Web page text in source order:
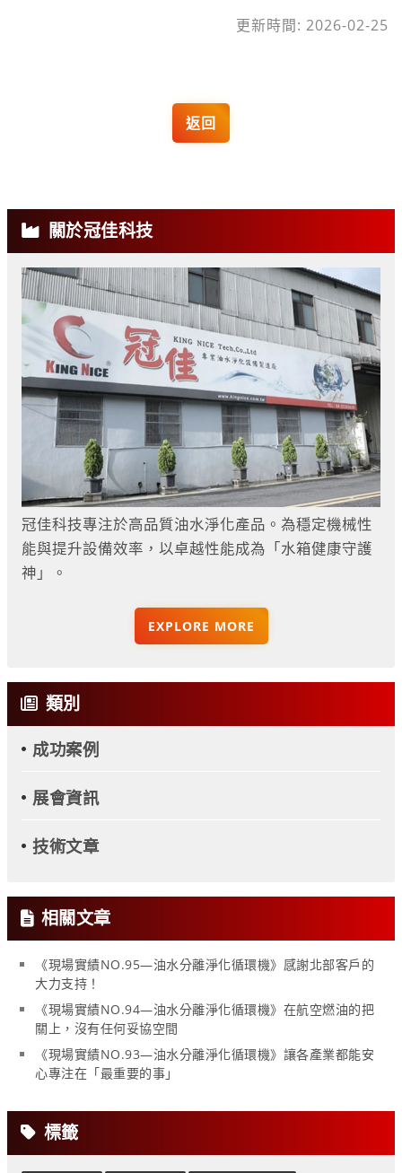
更新時間: 2026-02-25
返回
關於冠佳科技
冠佳科技專注於高品質油水淨化產品。為穩定機械性
能與提升設備效率，以卓越性能成為「水箱健康守護
神」。
EXPLORE MORE
類別
成功案例
展會資訊
技術文章
相關文章
《現場實績NO.95—油水分離淨化循環機》感謝北部客戶的
大力支持！
《現場實績NO.94—油水分離淨化循環機》在航空燃油的把
關上，沒有任何妥協空間
《現場實績NO.93—油水分離淨化循環機》讓各產業都能安
心專注在「最重要的事」
標籤